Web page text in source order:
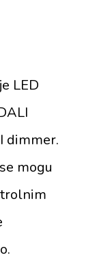
LED
dimmer.
mogu